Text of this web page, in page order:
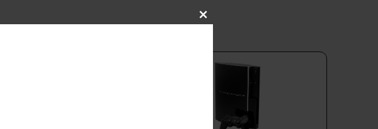
Close this module